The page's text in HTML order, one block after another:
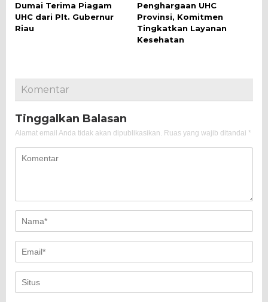
Dumai Terima Piagam
UHC dari Plt. Gubernur
Riau
Penghargaan UHC
Provinsi, Komitmen
Tingkatkan Layanan
Kesehatan
Komentar
Tinggalkan Balasan
Alamat email Anda tidak akan dipublikasikan. Ruas yang wajib ditandai *